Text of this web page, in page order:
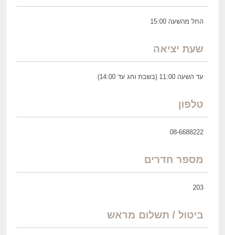
החל מהשעה 15:00
שעת יציאה
עד השעה 11:00 (בשבת וחג עד 14:00)
טלפון
08-6688222
מספר חדרים
203
ביטול / תשלום מראש